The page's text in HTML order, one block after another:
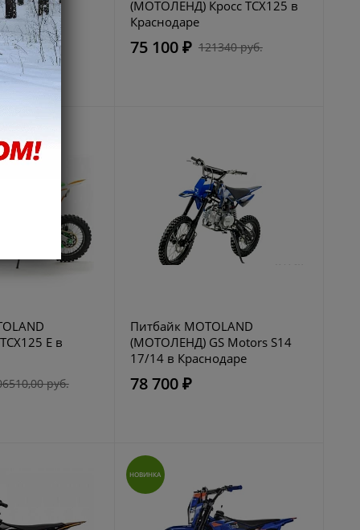
в
руб.
(МОТОЛЕНД) Кросс TCX125 в
Краснодаре
75 100 ₽ 121340 руб.
E в
руб.
Питбайк MOTOLAND
(МОТОЛЕНД) GS Motors S14
17/14 в Краснодаре
78 700 ₽
НОВИНКА